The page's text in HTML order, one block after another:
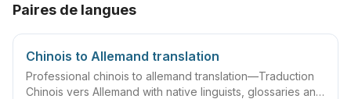
Paires de langues
Chinois to Allemand translation
Professional chinois to allemand translation—Traduction
Chinois vers Allemand with native linguists, glossaries and